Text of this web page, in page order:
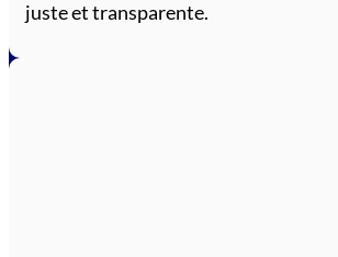
juste et transparente.